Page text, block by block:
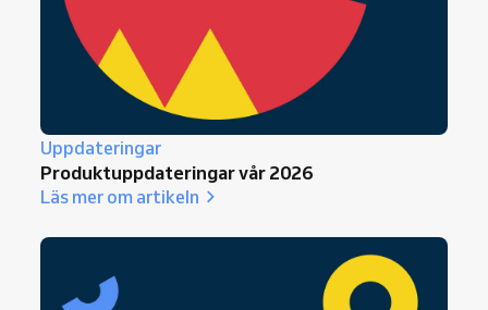
Uppdateringar
Produktuppdateringar vår 2026
Läs mer om artikeln